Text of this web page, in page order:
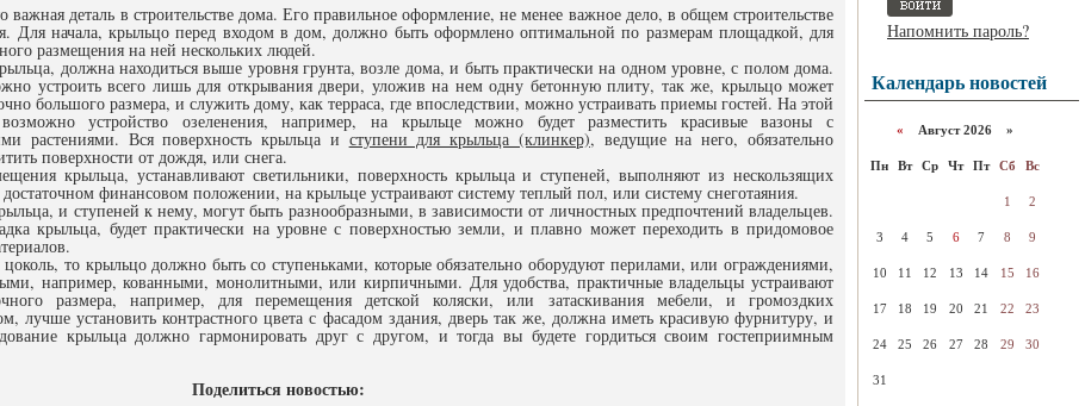
важная деталь в строительстве дома. Его правильное оформление, не менее важное дело, в общем строительстве
Для начала, крыльцо перед входом в дом, должно быть оформлено оптимальной по размерам площадкой, для
размещения на ней нескольких людей.
должна находиться выше уровня грунта, возле дома, и быть практически на одном уровне, с полом дома.
устроить всего лишь для открывания двери, уложив на нем одну бетонную плиту, так же, крыльцо может
большого размера, и служить дому, как терраса, где впоследствии, можно устраивать приемы гостей. На этой
устройство озеленения, например, на крыльце можно будет разместить красивые вазоны с
растениями. Вся поверхность крыльца иступени для крыльца (клинкер), ведущие на него, обязательно
поверхности от дождя, или снега.
крыльца, устанавливают светильники, поверхность крыльца и ступеней, выполняют из нескользящих
финансовом положении, на крыльце устраивают систему теплый пол, или систему снеготаяния.
и ступеней к нему, могут быть разнообразными, в зависимости от личностных предпочтений владельцев.
крыльца, будет практически на уровне с поверхностью земли, и плавно может переходить в придомовое
то крыльцо должно быть со ступеньками, которые обязательно оборудуют перилами, или ограждениями,
например, кованными, монолитными, или кирпичными. Для удобства, практичные владельцы устраивают
размера, например, для перемещения детской коляски, или затаскивания мебели, и громоздких
лучше установить контрастного цвета с фасадом здания, дверь так же, должна иметь красивую фурнитуру, и
крыльца должно гармонировать друг с другом, и тогда вы будете гордиться своим гостеприимным
Поделиться новостью:
Напомнить пароль?
Календарь новостей
« Август 2026 »
Пн Вт Ср Чт Пт Сб Вс
1 2
3 4 5 6 7 8 9
10 11 12 13 14 15 16
17 18 19 20 21 22 23
24 25 26 27 28 29 30
31